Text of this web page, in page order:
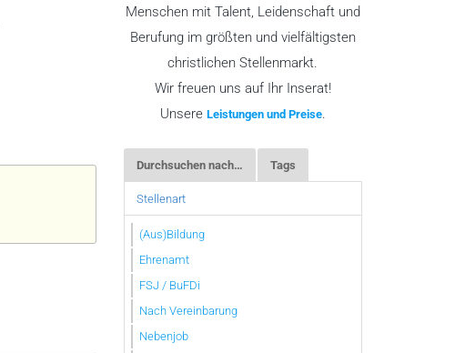
Menschen mit Talent, Leidenschaft und
Berufung im größten und vielfältigsten
christlichen Stellenmarkt.
Wir freuen uns auf Ihr Inserat!
Unsere Leistungen und Preise.
Durchsuchen nach… Tags
Stellenart
(Aus)Bildung
Ehrenamt
FSJ / BuFDi
Nach Vereinbarung
Nebenjob